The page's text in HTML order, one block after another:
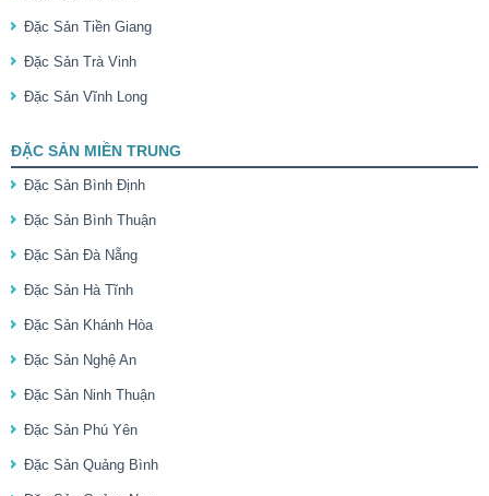
Đặc Sản Tiền Giang
Đặc Sản Trà Vinh
Đặc Sản Vĩnh Long
ĐẶC SẢN MIỀN TRUNG
Đặc Sản Bình Định
Đặc Sản Bình Thuận
Đặc Sản Đà Nẵng
Đặc Sản Hà Tĩnh
Đặc Sản Khánh Hòa
Đặc Sản Nghệ An
Đặc Sản Ninh Thuận
Đặc Sản Phú Yên
Đặc Sản Quảng Bình